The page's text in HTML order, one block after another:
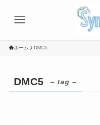
ホーム DMC5
DMC5 – tag –